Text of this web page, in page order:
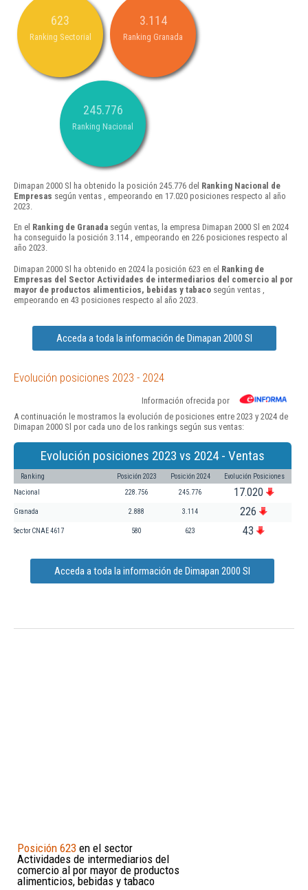
623
Ranking Sectorial
3.114
Ranking Granada
245.776
Ranking Nacional
Dimapan 2000 Sl ha obtenido la posición 245.776 del Ranking Nacional de
Empresas según ventas , empeorando en 17.020 posiciones respecto al año
2023.
En el Ranking de Granada según ventas, la empresa Dimapan 2000 Sl en 2024
ha conseguido la posición 3.114 , empeorando en 226 posiciones respecto al
año 2023.
Dimapan 2000 Sl ha obtenido en 2024 la posición 623 en el Ranking de
Empresas del Sector Actividades de intermediarios del comercio al por
mayor de productos alimenticios, bebidas y tabaco según ventas ,
empeorando en 43 posiciones respecto al año 2023.
Acceda a toda la información de Dimapan 2000 Sl
Evolución posiciones 2023 - 2024
Información ofrecida por
A continuación le mostramos la evolución de posiciones entre 2023 y 2024 de
Dimapan 2000 Sl por cada uno de los rankings según sus ventas:
Evolución posiciones 2023 vs 2024 - Ventas
Ranking Posición 2023 Posición 2024 Evolución Posiciones
Nacional 228.756 245.776 17.020
Granada 2.888 3.114 226
Sector CNAE 4617 580 623 43
Acceda a toda la información de Dimapan 2000 Sl
Posición 623 en el sector
Actividades de intermediarios del
comercio al por mayor de productos
alimenticios, bebidas y tabaco